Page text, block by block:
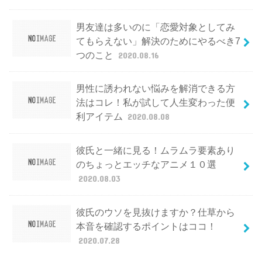
男友達は多いのに「恋愛対象としてみ
てもらえない」解決のためにやるべき7
つのこと
2020.08.16
男性に誘われない悩みを解消できる方
法はコレ！私が試して人生変わった便
利アイテム
2020.08.08
彼氏と一緒に見る！ムラムラ要素あり
のちょっとエッチなアニメ１０選
2020.08.03
彼氏のウソを見抜けますか？仕草から
本音を確認するポイントはココ！
2020.07.28